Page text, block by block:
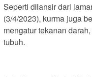
Seperti dilansir dari
(3/4/2023), kurma juga
mengatur tekanan
tubuh.